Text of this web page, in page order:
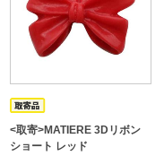
<取寄>MATIERE 3Dリボン
ショート レッド